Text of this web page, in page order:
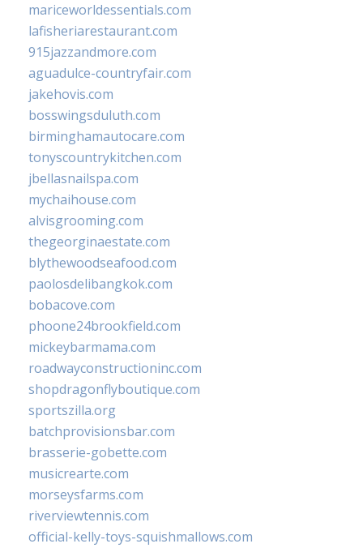
mariceworldessentials.com
lafisheriarestaurant.com
915jazzandmore.com
aguadulce-countryfair.com
jakehovis.com
bosswingsduluth.com
birminghamautocare.com
tonyscountrykitchen.com
jbellasnailspa.com
mychaihouse.com
alvisgrooming.com
thegeorginaestate.com
blythewoodseafood.com
paolosdelibangkok.com
bobacove.com
phoone24brookfield.com
mickeybarmama.com
roadwayconstructioninc.com
shopdragonflyboutique.com
sportszilla.org
batchprovisionsbar.com
brasserie-gobette.com
musicrearte.com
morseysfarms.com
riverviewtennis.com
official-kelly-toys-squishmallows.com